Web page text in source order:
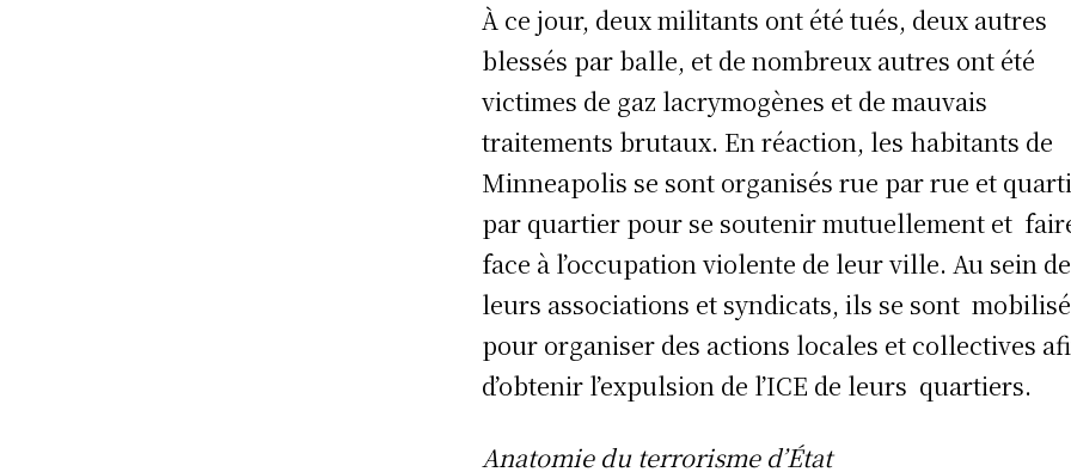
À ce jour, deux militants ont été tués, deux autres
blessés par balle, et de nombreux autres ont été
victimes de gaz lacrymogènes et de mauvais
traitements brutaux. En réaction, les habitants de
Minneapolis se sont organisés rue par rue et
par quartier pour se soutenir mutuellement et
face à l’occupation violente de leur ville. Au sein de
leurs associations et syndicats, ils se sont
pour organiser des actions locales et collectives
d’obtenir l’expulsion de l’ICE de leurs quartiers.
Anatomie du terrorisme d’État